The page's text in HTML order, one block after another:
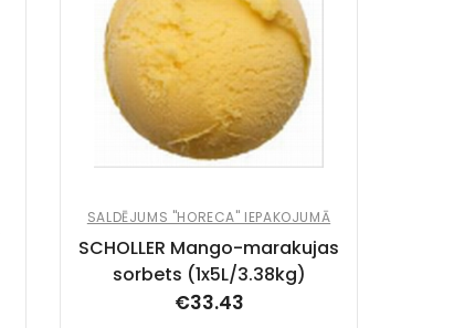
SALDĒJUMS "HORECA" IEPAKOJUMĀ
SCHOLLER Mango-marakujas
sorbets (1x5L/3.38kg)
€33.43